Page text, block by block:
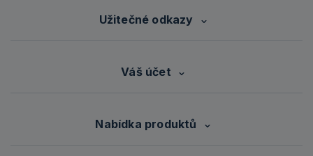
Užitečné odkazy
Váš účet
Nabídka produktů